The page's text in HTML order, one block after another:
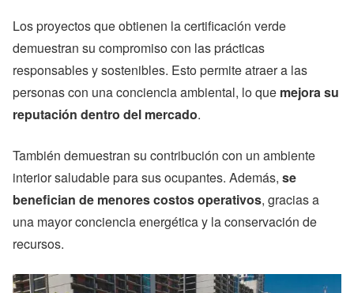
Los proyectos que obtienen la certificación verde
demuestran su compromiso con las prácticas
responsables y sostenibles. Esto permite atraer a las
personas con una conciencia ambiental, lo que mejora su
reputación dentro del mercado.
También demuestran su contribución con un ambiente
interior saludable para sus ocupantes. Además, se
benefician de menores costos operativos, gracias a
una mayor conciencia energética y la conservación de
recursos.